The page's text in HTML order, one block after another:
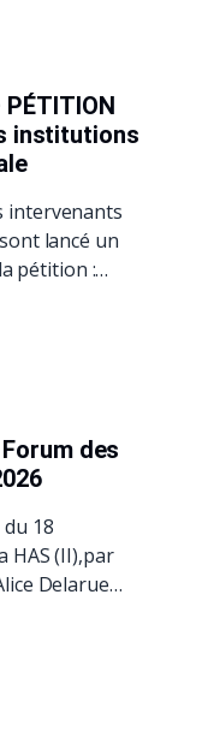
institutions
intervenants
lancé un
pétition :…
des
du 18
HAS (II),par
Delarue…